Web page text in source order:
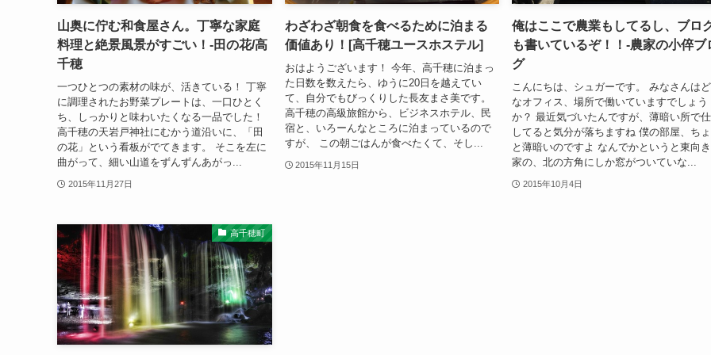
山奥に佇む和食屋さん。丁寧な家庭
料理と絶景風景がすごい！-田の花/高
千穂
一つひとつの素材の味が、活きている！ 丁寧
に調理されたお野菜プレートは、一口ひとく
ち、しっかりと味わいたくなる一品でした！
高千穂の天岩戸神社にむかう道沿いに、「田
の花」という看板がでてきます。 そこを左に
曲がって、細い山道をずんずんあがっ...
2015年11月27日
わざわざ朝食を食べるために泊まる
価値あり！[高千穂ユースホステル]
おはようございます！ 今年、高千穂に泊まっ
た日数を数えたら、ゆうに20日を越えてい
て、自分でもびっくりした長友まさ美です。
高千穂の高級旅館から、ビジネスホテル、民
宿と、いろーんなところに泊まっているので
すが、 この朝ごはんが食べたくて、そし...
2015年11月15日
俺はここで農業もしてるし、ブロ
も書いているぞ！！-農家の小倅ブ
グ
こんにちは、シュガーです。 みなさんは
なオフィス、場所で働いていますでしょう
か？ 最近気づいたんですが、薄暗い所で
してると気分が落ちますね 僕の部屋、ち
と薄暗いのですよ なんでかというと東向
家の、北の方角にしか窓がついていな...
2015年10月4日
高千穂町